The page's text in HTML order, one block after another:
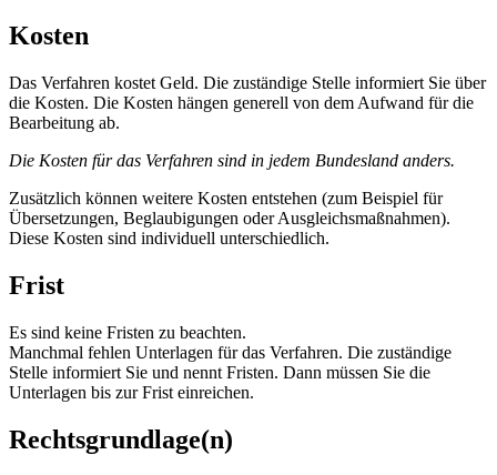
Kosten
Das Verfahren kostet Geld. Die zuständige Stelle informiert Sie über
die Kosten. Die Kosten hängen generell von dem Aufwand für die
Bearbeitung ab.
Die Kosten für das Verfahren sind in jedem Bundesland anders.
Zusätzlich können weitere Kosten entstehen (zum Beispiel für
Übersetzungen, Beglaubigungen oder Ausgleichsmaßnahmen).
Diese Kosten sind individuell unterschiedlich.
Frist
Es sind keine Fristen zu beachten.
Manchmal fehlen Unterlagen für das Verfahren. Die zuständige
Stelle informiert Sie und nennt Fristen. Dann müssen Sie die
Unterlagen bis zur Frist einreichen.
Rechtsgrundlage(n)